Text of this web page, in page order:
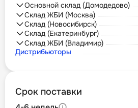
Основной склад (Домодедово)
Склад ЖБИ (Москва)
Склад (Новосибирск)
Склад (Екатеринбург)
Склад ЖБИ (Владимир)
Дистрибьюторы
Срок поставки